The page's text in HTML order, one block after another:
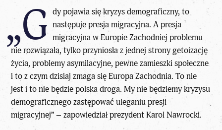
„G dy pojawia się kryzys demograficzny, to
następuje presja migracyjna. A presja
migracyjna w Europie Zachodniej problemu
nie rozwiązała, tylko przyniosła z jednej strony getoizację
życia, problemy asymilacyjne, pewne zamieszki społeczne
i to z czym dzisiaj zmaga się Europa Zachodnia. To nie
jest i to nie będzie polska droga. My nie będziemy kryzysu
demograficznego zastępować uleganiu presji
migracyjnej” – zapowiedział prezydent Karol Nawrocki.